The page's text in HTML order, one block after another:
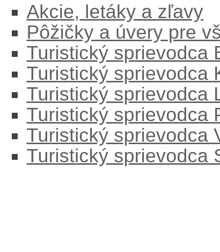
Akcie, letáky a zľavy
Pôžičky a úvery pre
Turistický sprievodca
Turistický sprievodca
Turistický sprievodca
Turistický sprievodca
Turistický sprievodca
Turistický sprievodca